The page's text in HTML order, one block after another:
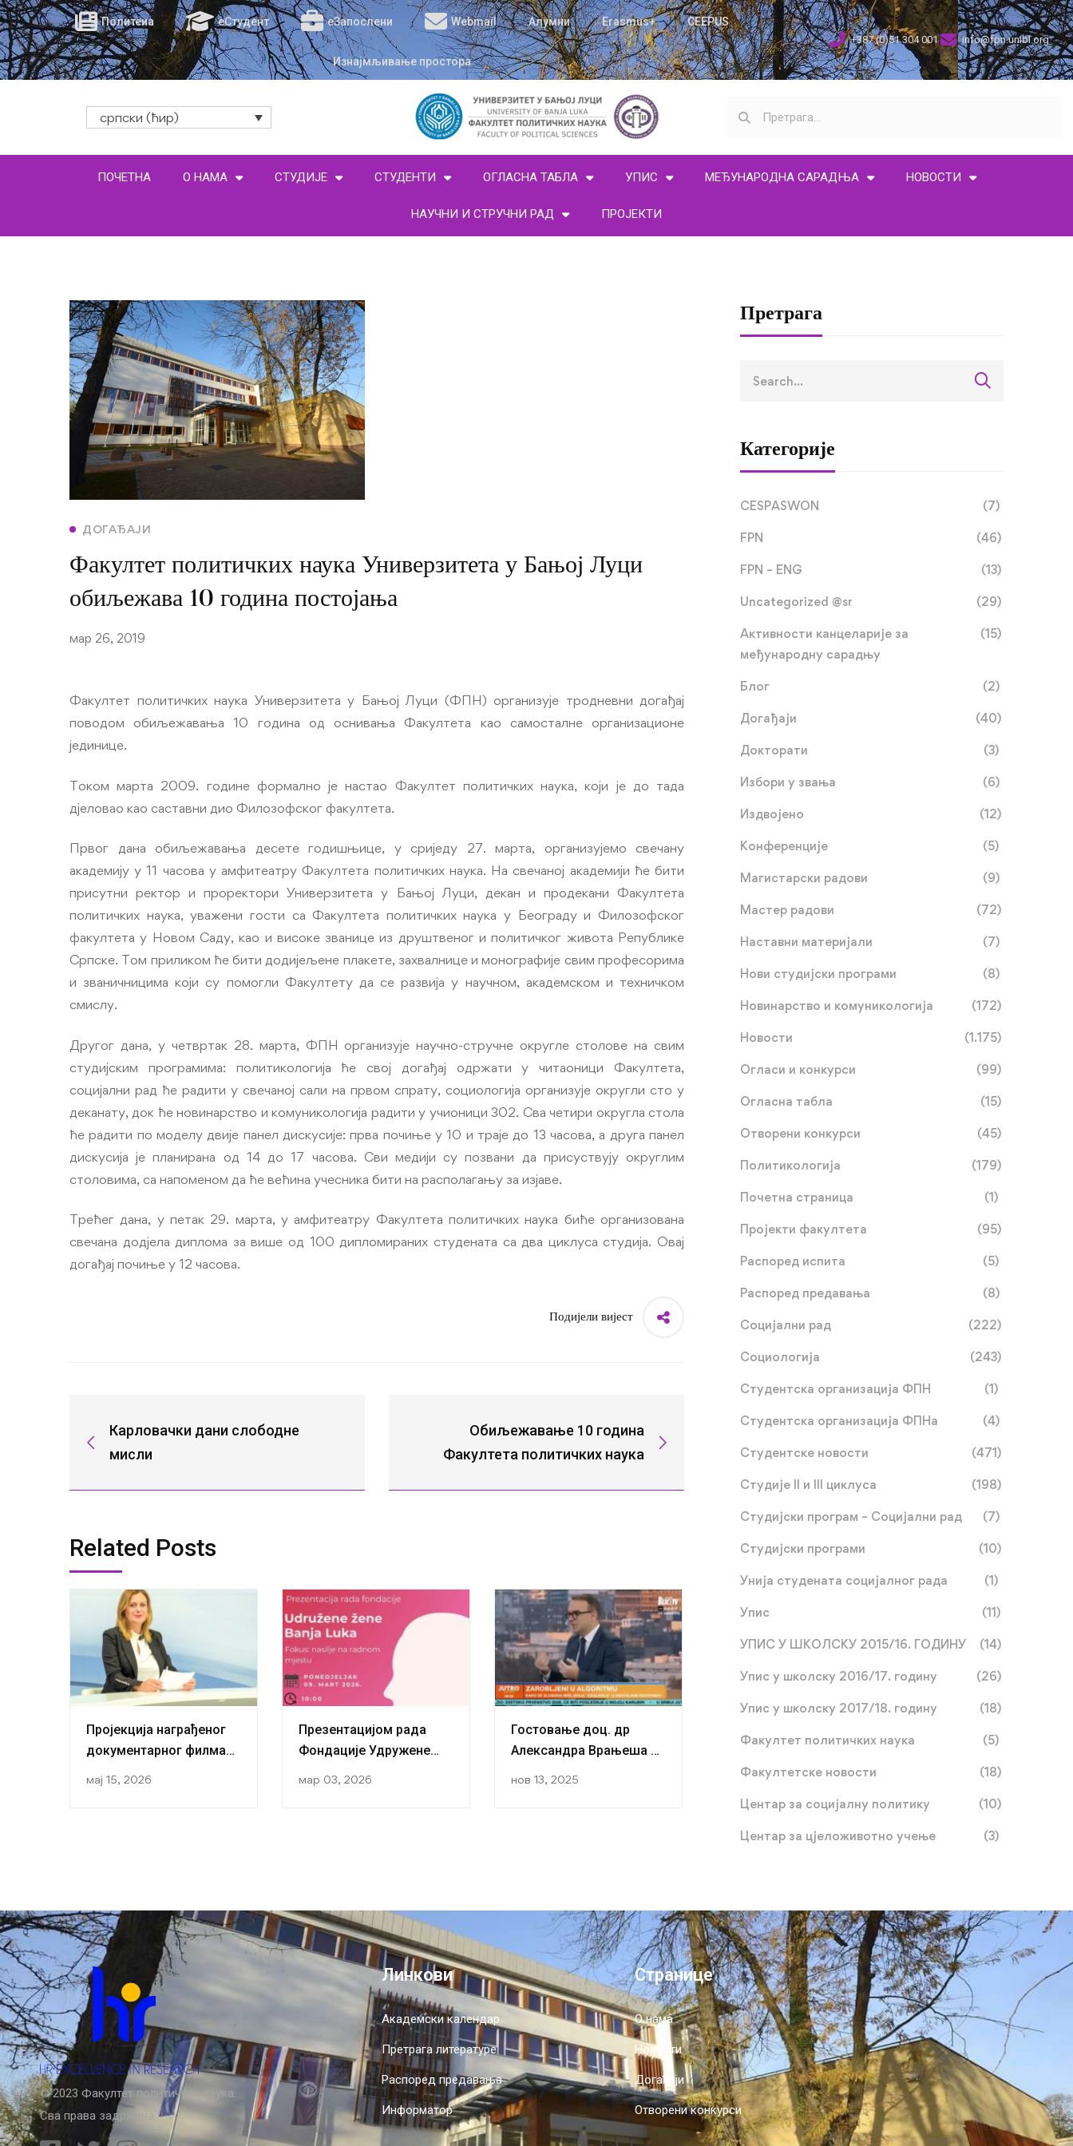
Политеиа еСтудент еЗапослени Webmail Алумни Erasmus+ CEEPUS
Изнајмљивање простора
+387 (0)51 304 001 info@fpn.unibl.org
српски (ћир)
ПОЧЕТНА О НАМА СТУДИЈЕ СТУДЕНТИ ОГЛАСНА ТАБЛА УПИС МЕЂУНАРОДНА САРАДЊА НОВОСТИ
НАУЧНИ И СТРУЧНИ РАД ПРОЈЕКТИ
ДОГАЂАЈИ
Факултет политичких наука Универзитета у Бањој Луци
обиљежава 10 година постојања
мар 26, 2019
Факултет политичких наука Универзитета у Бањој Луци (ФПН) организује тродневни догађај
поводом обиљежавања 10 година од оснивања Факултета као самосталне организационе
јединице.
Током марта 2009. године формално је настао Факултет политичких наука, који је до тада
дјеловао као саставни дио Филозофског факултета.
Првог дана обиљежавања десете годишњице, у сриједу 27. марта, организујемо свечану
академију у 11 часова у амфитеатру Факултета политичких наука. На свечаној академији ће бити
присутни ректор и проректори Универзитета у Бањој Луци, декан и продекани Факултета
политичких наука, уважени гости са Факултета политичких наука у Београду и Филозофског
факултета у Новом Саду, као и високе званице из друштвеног и политичког живота Републике
Српске. Том приликом ће бити додијељене плакете, захвалнице и монографије свим професорима
и званичницима који су помогли Факултету да се развија у научном, академском и техничком
смислу.
Другог дана, у четвртак 28. марта, ФПН организује научно-стручне округле столове на свим
студијским програмима: политикологија ће свој догађај одржати у читаоници Факултета,
социјални рад ће радити у свечаној сали на првом спрату, социологија организује округли сто у
деканату, док ће новинарство и комуникологија радити у учионици 302. Сва четири округла стола
ће радити по моделу двије панел дискусије: прва почиње у 10 и траје до 13 часова, а друга панел
дискусија је планирана од 14 до 17 часова. Сви медији су позвани да присуствују округлим
столовима, са напоменом да ће већина учесника бити на располагању за изјаве.
Трећег дана, у петак 29. марта, у амфитеатру Факултета политичких наука биће организована
свечана додјела диплома за више од 100 дипломираних студената са два циклуса студија. Овај
догађај почиње у 12 часова.
Подијели вијест
Карловачки дани слободне
мисли
Обиљежавање 10 година
Факултета политичких наука
Related Posts
Пројекција награђеног
документарног филма
мај 15, 2026
Презентацијом рада
Фондације Удружене
мар 03, 2026
Гостовање доц. др
Александра Врањеша на
нов 13, 2025
подкасту поводом
Недјеље медијске и
писмености
нов 03, 2025
представника
политичких наука
окт 30, 2025
Претрага
Категорије
CESPASWON (7)
FPN (46)
FPN – ENG (13)
Uncategorized @sr (29)
Активности канцеларије за
међународну сарадњу
(15)
Блог (2)
Догађаји (40)
Докторати (3)
Избори у звања (6)
Издвојено (12)
Конференције (5)
Магистарски радови (9)
Мастер радови (72)
Наставни материјали (7)
Нови студијски програми (8)
Новинарство и комуникологија (172)
Новости (1.175)
Огласи и конкурси (99)
Огласна табла (15)
Отворени конкурси (45)
Политикологија (179)
Почетна страница (1)
Пројекти факултета (95)
Распоред испита (5)
Распоред предавања (8)
Социјални рад (222)
Социологија (243)
Студентска организација ФПН (1)
Студентска организација ФПНа (4)
Студентске новости (471)
Студије II и III циклуса (198)
Студијски програм – Социјални рад (7)
Студијски програми (10)
Унија студената социјалног рада (1)
Упис (11)
УПИС У ШКОЛСКУ 2015/16. ГОДИНУ (14)
Упис у школску 2016/17. годину (26)
Упис у школску 2017/18. годину (18)
Факултет политичких наука (5)
Факултетске новости (18)
Центар за социјалну политику (10)
Центар за цјеложивотно учење (3)
© 2023 Факултет политичких наука.
Сва права задржана.
Линкови
Академски календар
Претрага литературе
Распоред предавања
Информатор
Странице
О нама
Новости
Догађаји
Отворени конкурси